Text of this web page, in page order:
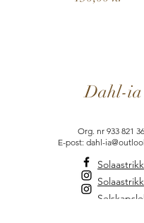
Dahl-ia
Org. nr 933 821
E-post: dahl-
Solaastrikk
Solaastrikk